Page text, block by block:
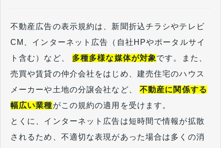
不動産広告の表示規約は、新聞折込チラシやテレビ
CM、インターネット広告（自社HPやポータルサイ
ト含む）など、 多種多様な媒体が対象です。また、
売買や賃貸の仲介会社をはじめ、建売住宅のハウス
メーカーや土地の分譲会社など、 不動産に関係する
幅広い業種がこの規約の適用を受けます。
とくに、インターネット広告は短時間で情報が拡散
されるため、不適切な表現があった場合は多くの消